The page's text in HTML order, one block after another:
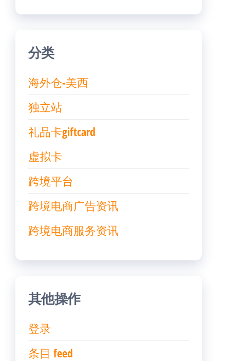
分类
海外仓-美西
独立站
礼品卡giftcard
虚拟卡
跨境平台
跨境电商广告资讯
跨境电商服务资讯
其他操作
登录
条目 feed